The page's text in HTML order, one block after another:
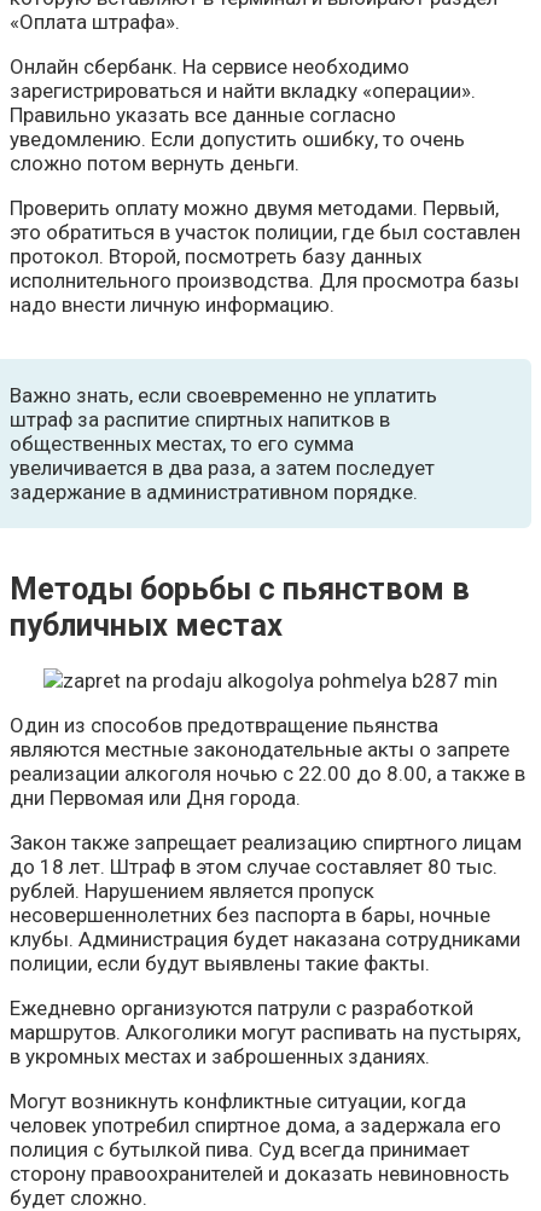
«Оплата штрафа».
Онлайн сбербанк. На сервисе необходимо
зарегистрироваться и найти вкладку «операции».
Правильно указать все данные согласно
уведомлению. Если допустить ошибку, то очень
сложно потом вернуть деньги.
Проверить оплату можно двумя методами. Первый,
это обратиться в участок полиции, где был составлен
протокол. Второй, посмотреть базу данных
исполнительного производства. Для просмотра базы
надо внести личную информацию.
Важно знать, если своевременно не уплатить
штраф за распитие спиртных напитков в
общественных местах, то его сумма
увеличивается в два раза, а затем последует
задержание в административном порядке.
Методы борьбы с пьянством в
публичных местах
Один из способов предотвращение пьянства
являются местные законодательные акты о запрете
реализации алкоголя ночью с 22.00 до 8.00, а также в
дни Первомая или Дня города.
Закон также запрещает реализацию спиртного лицам
до 18 лет. Штраф в этом случае составляет 80 тыс.
рублей. Нарушением является пропуск
несовершеннолетних без паспорта в бары, ночные
клубы. Администрация будет наказана сотрудниками
полиции, если будут выявлены такие факты.
Ежедневно организуются патрули с разработкой
маршрутов. Алкоголики могут распивать на пустырях,
в укромных местах и заброшенных зданиях.
Могут возникнуть конфликтные ситуации, когда
человек употребил спиртное дома, а задержала его
полиция с бутылкой пива. Суд всегда принимает
сторону правоохранителей и доказать невиновность
будет сложно.